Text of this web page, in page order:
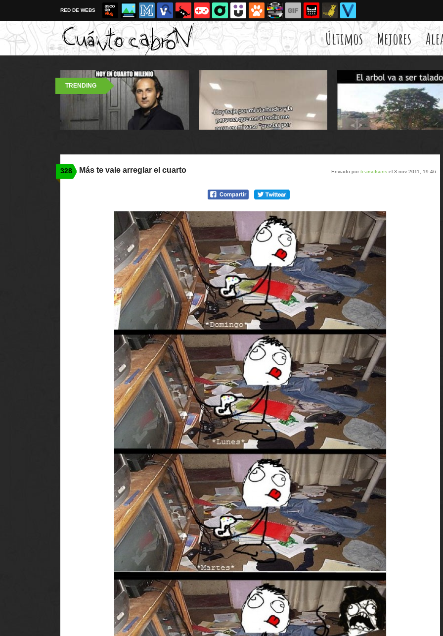
RED DE WEBS
Últimos Mejores
TRENDING
328 Enviado portearsofsuns el 3 nov 2011, 19:46
Más te vale arreglar el cuarto